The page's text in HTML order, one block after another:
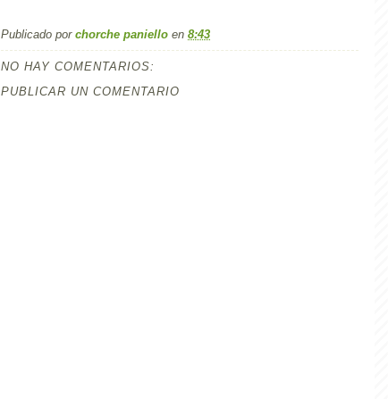
Publicado por chorche paniello en 8:43
NO HAY COMENTARIOS:
PUBLICAR UN COMENTARIO